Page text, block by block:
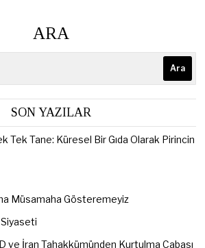
ARA
Ara
SON YAZILAR
Tek Tane: Küresel Bir Gıda Olarak Pirincin
Müsamaha Gösteremeyiz
Siyaseti
ve İran Tahakkümünden Kurtulma Çabası